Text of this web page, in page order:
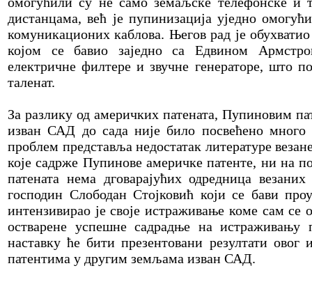
дистанцама, већ је пупинизација уједно
комуникационих каблова. Његов рад је
којом се бавио заједно са Едвином
електричне филтере и звучне генераторе, што
таленат.
За разлику од америчких патената, Пупиновим
изван САД до сада није било посвећено
проблем представља недостатак литературе
које садрже Пупинове америчке патенте, ни на
патената нема дговарајућих одредница
господин Слободан Стојковић који се бави
интензивирао је своје истраживање коме сам се
остварене успешне садрадње на истраживању
наставку ће бити презентовани резултати
патентима у другим земљама изван САД.